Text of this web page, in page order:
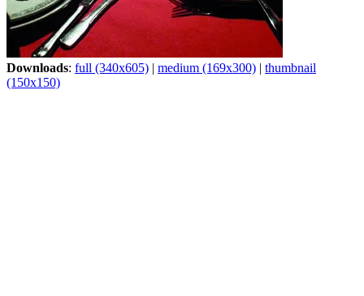
Downloads: full (340x605) | medium (169x300) | thumbnail
(150x150)